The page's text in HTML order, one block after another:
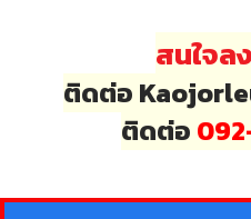
สนใจล
ติดต่อ
ติดต่อ